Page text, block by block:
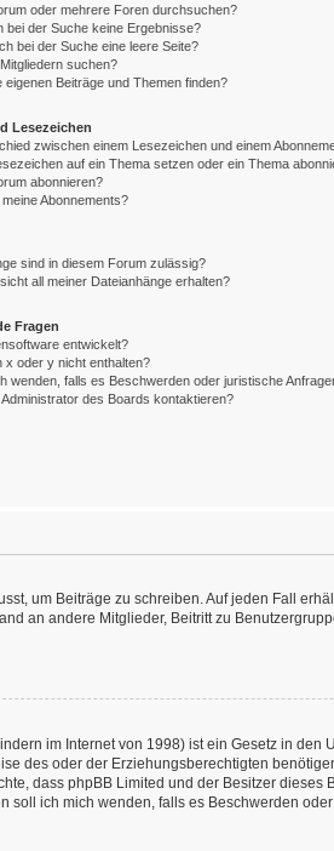
oder mehrere Foren durchsuchen?
bei der Suche keine Ergebnisse?
bei der Suche eine leere Seite?
suchen?
eigenen Beiträge und Themen finden?
Lesezeichen
zwischen einem Lesezeichen und einem
auf ein Thema setzen oder ein Thema
abonnieren?
Abonnements?
sind in diesem Forum zulässig?
all meiner Dateianhänge erhalten?
Fragen
entwickelt?
x oder y nicht enthalten?
wenden, falls es Beschwerden oder juristische
des Boards kontaktieren?
um Beiträge zu schreiben. Auf jeden Fall
an andere Mitglieder, Beitritt zu
im Internet von 1998) ist ein Gesetz in den
des oder der Erziehungsberechtigten
dass phpBB Limited und der Besitzer dieses
ich mich wenden, falls es Beschwerden